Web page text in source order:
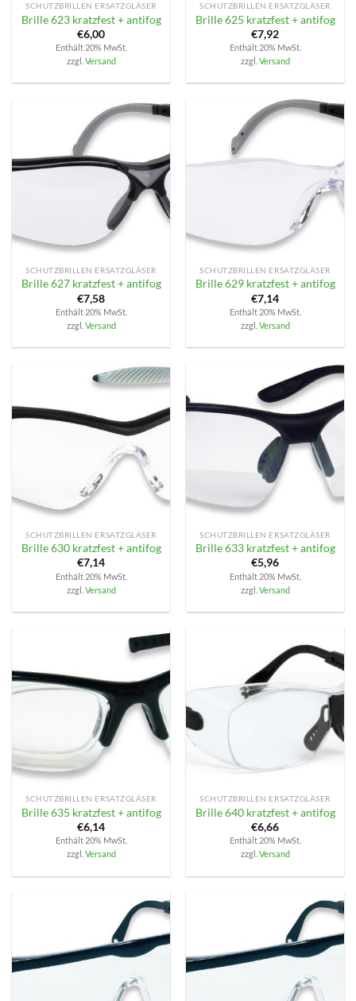
SCHUTZBRILLEN ERSATZGLÄSER
Brille 623 kratzfest + antifog
€6,00
Enthält 20% MwSt.
zzgl. Versand
SCHUTZBRILLEN ERSATZGLÄSER
Brille 625 kratzfest + antifog
€7,92
Enthält 20% MwSt.
zzgl. Versand
SCHUTZBRILLEN ERSATZGLÄSER
Brille 627 kratzfest + antifog
€7,58
Enthält 20% MwSt.
zzgl. Versand
SCHUTZBRILLEN ERSATZGLÄSER
Brille 629 kratzfest + antifog
€7,14
Enthält 20% MwSt.
zzgl. Versand
SCHUTZBRILLEN ERSATZGLÄSER
Brille 630 kratzfest + antifog
€7,14
Enthält 20% MwSt.
zzgl. Versand
SCHUTZBRILLEN ERSATZGLÄSER
Brille 633 kratzfest + antifog
€5,96
Enthält 20% MwSt.
zzgl. Versand
SCHUTZBRILLEN ERSATZGLÄSER
Brille 635 kratzfest + antifog
€6,14
Enthält 20% MwSt.
zzgl. Versand
SCHUTZBRILLEN ERSATZGLÄSER
Brille 640 kratzfest + antifog
€6,66
Enthält 20% MwSt.
zzgl. Versand